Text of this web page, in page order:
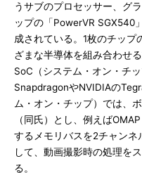
うサブのプロセッサー、グ
ップの「PowerVR SGX540
成されている。1枚のチップ
ざまな半導体を組み合わせ
SoC（システム・オン・チ
SnapdragonやNVIDIAの
ム・オン・チップ）では、
（同氏）とし、例えば
するメモリバスを2チャンネ
して、動画撮影時の処理を
る。